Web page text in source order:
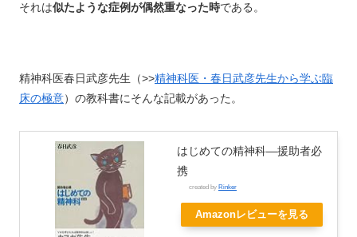
それは似たような症例が偶然重なった時である。
精神科医春日武彦先生（>>精神科医・春日武彦先生から学ぶ臨
床の極意）の教科書にそんな記載があった。
はじめての精神科―援助者必
携
created by Rinker
Amazonレビューを見る